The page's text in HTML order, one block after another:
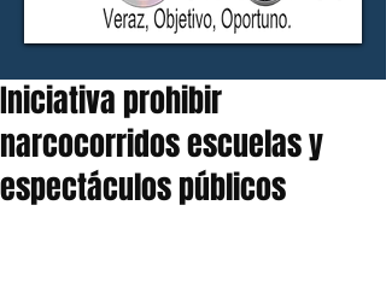
Iniciativa prohibir
narcocorridos escuelas y
espectáculos públicos